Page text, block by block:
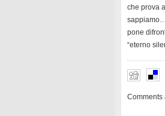
che prova
pone
“eterno
Comments